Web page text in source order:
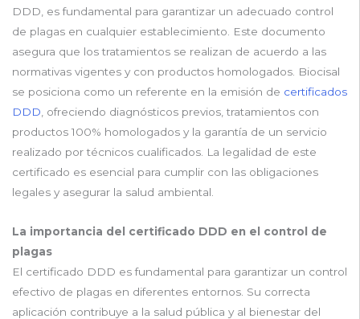
DDD, es fundamental para garantizar un adecuado control
de plagas en cualquier establecimiento. Este documento
asegura que los tratamientos se realizan de acuerdo a las
normativas vigentes y con productos homologados. Biocisal
se posiciona como un referente en la emisión de certificados
DDD , ofreciendo diagnósticos previos, tratamientos con
productos 100% homologados y la garantía de un servicio
realizado por técnicos cualificados. La legalidad de este
certificado es esencial para cumplir con las obligaciones
legales y asegurar la salud ambiental.
La importancia del certificado DDD en el control de
plagas
El certificado DDD es fundamental para garantizar un control
efectivo de plagas en diferentes entornos. Su correcta
aplicación contribuye a la salud pública y al bienestar del